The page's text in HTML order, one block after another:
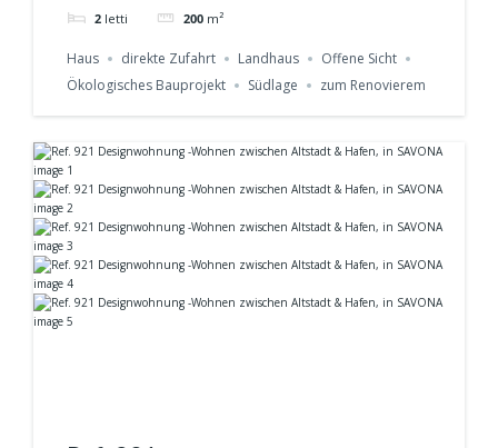
Cosio d’Arroscia
Ref.943
2 letti 200 m²
Haus direkte Zufahrt Landhaus
Offene Sicht
Ökologisches Bauprojekt
Südlage zum Renovierem